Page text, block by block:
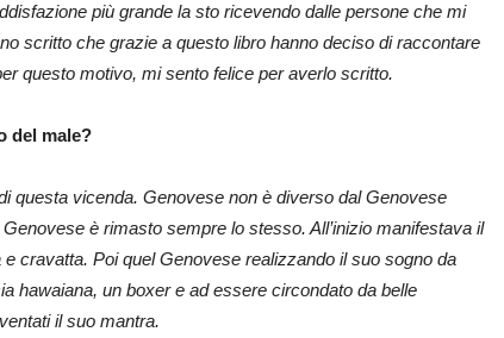
più grande la sto ricevendo dalle persone che mi
scritto che grazie a questo libro hanno deciso di raccontare
questo motivo, mi sento felice per averlo scritto.
del male?
questa vicenda. Genovese non è diverso dal Genovese
è rimasto sempre lo stesso. All’inizio manifestava il
cravatta. Poi quel Genovese realizzando il suo sogno da
hawaiana, un boxer e ad essere circondato da belle
il suo mantra.